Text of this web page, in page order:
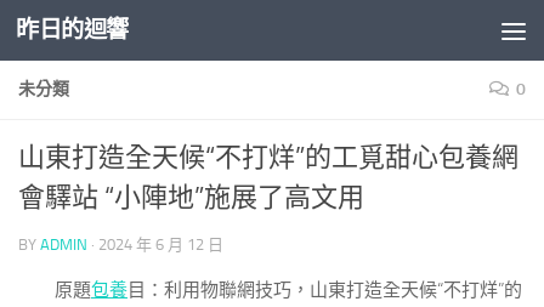
Skip to content
昨日的迴響
未分類 0
山東打造全天候“不打烊”的工覓甜心包養網
會驛站 “小陣地”施展了高文用
BY ADMIN · 2024 年 6 月 12 日
原題包養目：利用物聯網技巧，山東打造全天候“不打烊”的